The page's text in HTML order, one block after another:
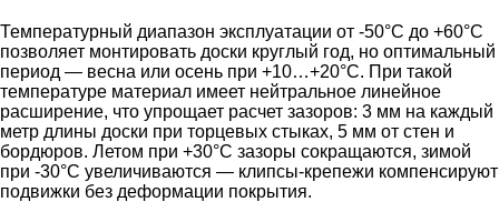
Температурный диапазон эксплуатации от -50°C до +60°C
позволяет монтировать доски круглый год, но оптимальный
период — весна или осень при +10…+20°C. При такой
температуре материал имеет нейтральное линейное
расширение, что упрощает расчет зазоров: 3 мм на каждый
метр длины доски при торцевых стыках, 5 мм от стен и
бордюров. Летом при +30°C зазоры сокращаются, зимой
при -30°C увеличиваются — клипсы-крепежи компенсируют
подвижки без деформации покрытия.